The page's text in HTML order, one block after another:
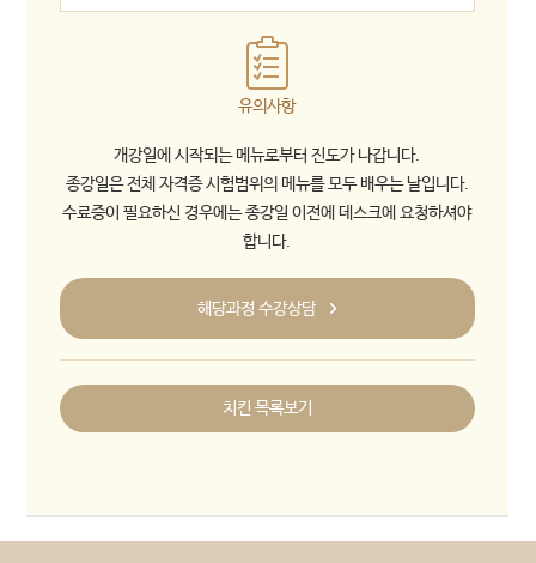
유의사항
개강일에 시작되는 메뉴로부터 진도가 나갑니다.
종강일은 전체 자격증 시험범위의 메뉴를 모두 배우는 날입니다.
수료증이 필요하신 경우에는 종강일 이전에 데스크에 요청하셔야
합니다.
해당과정 수강상담
치킨 목록보기